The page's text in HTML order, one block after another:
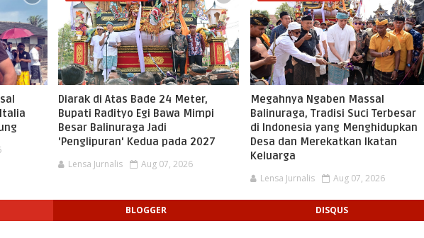
Diarak di Atas Bade 24 Meter,
Bupati Radityo Egi Bawa Mimpi
Besar Balinuraga Jadi
'Penglipuran' Kedua pada 2027
Lensa Jurnalis Aug 07, 2026
Megahnya Ngaben Massal
Balinuraga, Tradisi Suci Terbesar
di Indonesia yang Menghidupkan
Desa dan Merekatkan Ikatan
Keluarga
Lensa Jurnalis Aug 07, 2026
BLOGGER DISQUS